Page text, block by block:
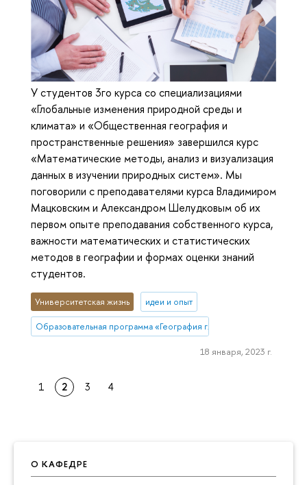
О КАФЕДРЕ
У студентов 3го курса со специализациями
«Глобальные изменения природной среды и
климата» и «Общественная география и
пространственные решения» завершился курс
«Математические методы, анализ и визуализация
данных в изучении природных систем». Мы
поговорили с преподавателями курса Владимиром
Мацковским и Александром Шелудковым об их
первом опыте преподавания собственного курса,
важности математических и статистических
методов в географии и формах оценки знаний
студентов.
Университетская жизнь идеи и опыт
Образовательная программа «География глобальных изменений
18 января, 2023 г.
1 2 3 4